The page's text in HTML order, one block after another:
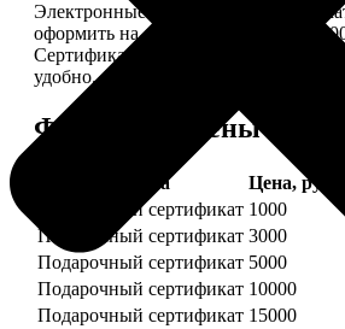
Электронные подарочные
оформить на сумму от 1 000 до 25
Сертификат вы сможете отправить
удобно.
Форматы и цены
Услуга
Цена, руб.
Подарочный сертификат 1000
Подарочный сертификат 3000
Подарочный сертификат 5000
Подарочный сертификат 10000
Подарочный сертификат 15000